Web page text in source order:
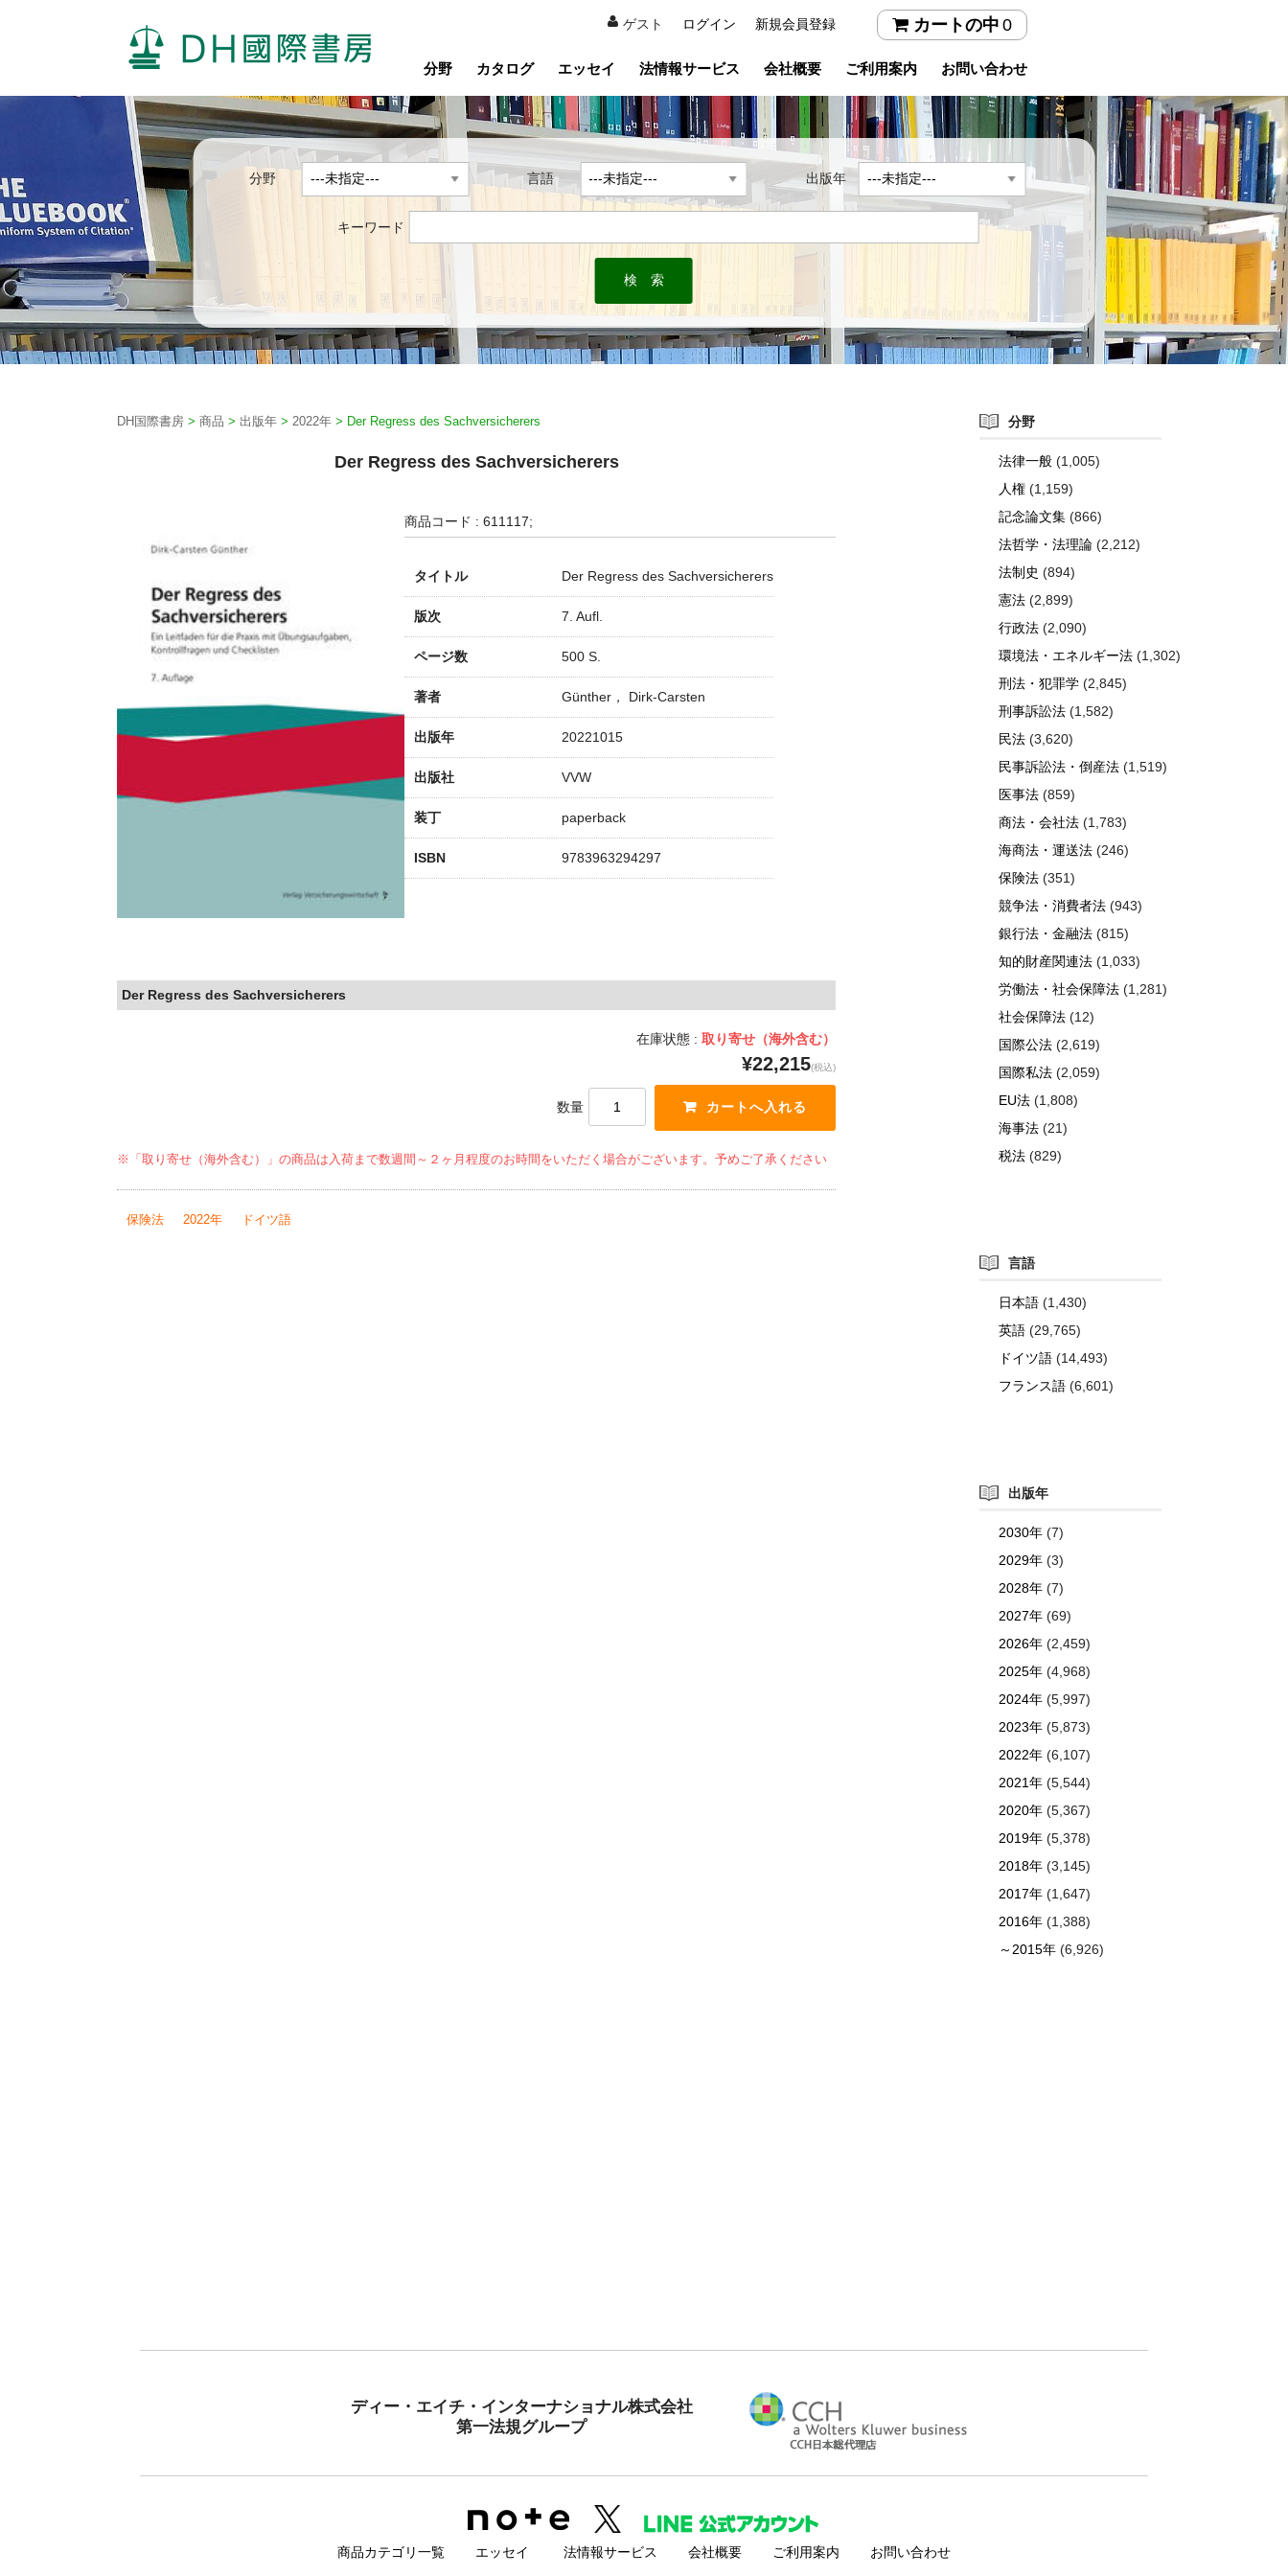
ゲスト ログイン 新規会員登録 カートの中 0
分野 カタログ エッセイ 法情報サービス 会社概要 ご利用案内 お問い合わせ
分野 言語 出版年
キーワード
DH国際書房 > 商品 > 出版年 > 2022年 > Der Regress des Sachversicherers
Der Regress des Sachversicherers
商品コード : 611117;
タイトル Der Regress des Sachversicherers
版次 7. Aufl.
ページ数 500 S.
著者 Günther， Dirk-Carsten
出版年 20221015
出版社 VVW
装丁 paperback
ISBN 9783963294297
Der Regress des Sachversicherers
在庫状態 : 取り寄せ（海外含む）
¥22,215(税込)
数量
※「取り寄せ（海外含む）」の商品は入荷まで数週間～２ヶ月程度のお時間をいただく場合がございます。予めご了承ください
保険法 2022年 ドイツ語
分野
法律一般 (1,005)
人権 (1,159)
記念論文集 (866)
法哲学・法理論 (2,212)
法制史 (894)
憲法 (2,899)
行政法 (2,090)
環境法・エネルギー法 (1,302)
刑法・犯罪学 (2,845)
刑事訴訟法 (1,582)
民法 (3,620)
民事訴訟法・倒産法 (1,519)
医事法 (859)
商法・会社法 (1,783)
海商法・運送法 (246)
保険法 (351)
競争法・消費者法 (943)
銀行法・金融法 (815)
知的財産関連法 (1,033)
労働法・社会保障法 (1,281)
社会保障法 (12)
国際公法 (2,619)
国際私法 (2,059)
EU法 (1,808)
海事法 (21)
税法 (829)
言語
日本語 (1,430)
英語 (29,765)
ドイツ語 (14,493)
フランス語 (6,601)
出版年
2030年 (7)
2029年 (3)
2028年 (7)
2027年 (69)
2026年 (2,459)
2025年 (4,968)
2024年 (5,997)
2023年 (5,873)
2022年 (6,107)
2021年 (5,544)
2020年 (5,367)
2019年 (5,378)
2018年 (3,145)
2017年 (1,647)
2016年 (1,388)
～2015年 (6,926)
ディー・エイチ・インターナショナル株式会社
第一法規グループ
商品カテゴリ一覧 エッセイ 法情報サービス 会社概要 ご利用案内 お問い合わせ